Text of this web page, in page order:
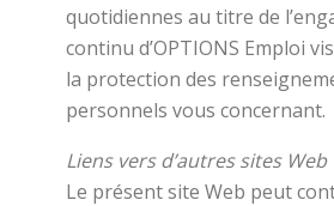
quotidiennes au titre de
continu d’OPTIONS Emploi
la protection des
personnels vous concernant.
Liens vers d’autres sites Web
Le présent site Web peut